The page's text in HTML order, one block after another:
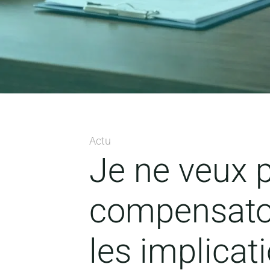
Actu
Je ne veux
les